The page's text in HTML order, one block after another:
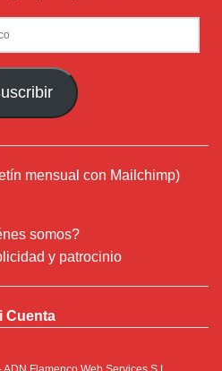
mensual con Mailchimp)
somos?
y patrocinio
Cuenta